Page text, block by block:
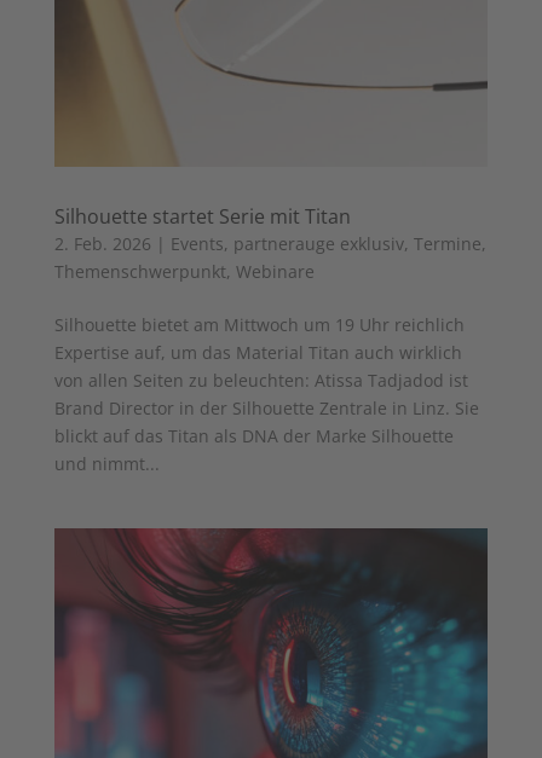
Silhouette startet Serie mit Titan
2. Feb. 2026 | Events, partnerauge exklusiv, Termine,
Themenschwerpunkt, Webinare
Silhouette bietet am Mittwoch um 19 Uhr reichlich
Expertise auf, um das Material Titan auch wirklich
von allen Seiten zu beleuchten: Atissa Tadjadod ist
Brand Director in der Silhouette Zentrale in Linz. Sie
blickt auf das Titan als DNA der Marke Silhouette
und nimmt...